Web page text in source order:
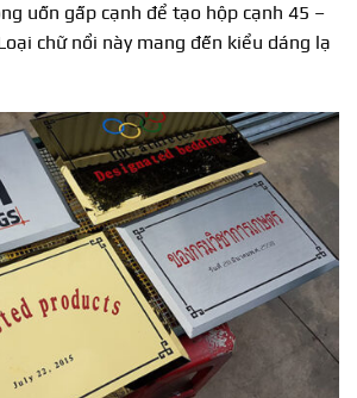
uốn gấp cạnh để tạo hộp cạnh 45 –
chữ nổi này mang đến kiểu dáng lạ